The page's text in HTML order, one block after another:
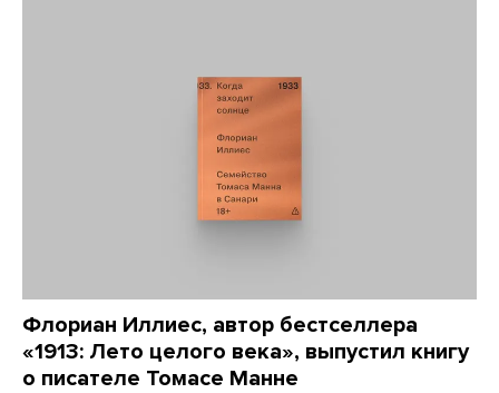
Флориан Иллиес, автор бестселлера
«1913: Лето целого века», выпустил книгу
о писателе Томасе Манне